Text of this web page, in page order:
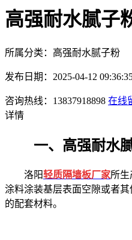
高强耐水腻子
所属分类：高强耐水腻子粉
发布日期：2025-04-12
咨询热线：13837918898 在线
详情
一、 高强耐水
洛阳轻质隔墙板厂家所生
涂料涂装基层表面空隙或者
的配套材料。